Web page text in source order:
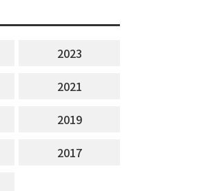
2023
2021
2019
2017